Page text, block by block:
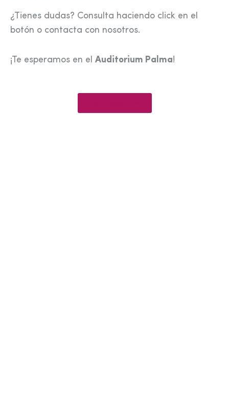
¿Tienes dudas? Consulta haciendo click en el
botón o contacta con nosotros.
¡Te esperamos en el Auditorium Palma!